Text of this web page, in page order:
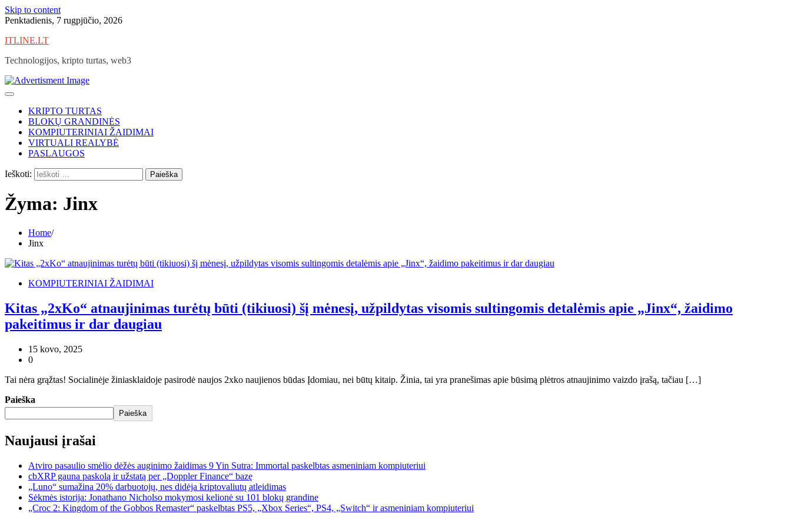
Skip to content
Penktadienis, 7 rugpjūčio, 2026
ITLINE.LT
Technologijos, kripto turtas, web3
KRIPTO TURTAS
BLOKŲ GRANDINĖS
KOMPIUTERINIAI ŽAIDIMAI
VIRTUALI REALYBĖ
PASLAUGOS
Ieškoti:
Žyma: Jinx
Home
Jinx
KOMPIUTERINIAI ŽAIDIMAI
Kitas „2xKo“ atnaujinimas turėtų būti (tikiuosi) šį mėnesį, užpildytas visomis sultingomis detalėmis apie „Jinx“, žaidimo
pakeitimus ir dar daugiau
15 kovo, 2025
0
Tai nėra grąžtas! Socialinėje žiniasklaidoje pasirodė naujos 2xko naujienos būdas Įdomiau, nei būtų kitaip. Žinia, tai yra pranešimas apie būsimą plėtros atnaujinimo vaizdo įrašą, tačiau […]
Paieška
Paieška
Naujausi įrašai
Atviro pasaulio smėlio dėžės auginimo žaidimas 9 Yin Sutra: Immortal paskelbtas asmeniniam kompiuteriui
cbXRP gauna paskolą ir užstatą per „Doppler Finance“ bazę
„Luno“ sumažina 20% darbuotojų, nes didėja kriptovaliutų atleidimas
Sėkmės istorija: Jonathano Nicholso mokymosi kelionė su 101 blokų grandine
„Croc 2: Kingdom of the Gobbos Remaster“ paskelbtas PS5, „Xbox Series“, PS4, „Switch“ ir asmeniniam kompiuteriui